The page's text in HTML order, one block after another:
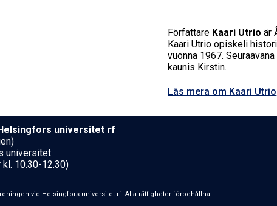
Författare Kaari Utrio är
Kaari Utrio opiskeli
vuonna 1967.
kaunis Kirstin.
Läs mera om Kaari Utrio
uni­ver­si­tet rf
universitet
10.30-12.30)
vid Helsing­fors uni­ver­si­tet rf. Alla rättigheter förbehållna.